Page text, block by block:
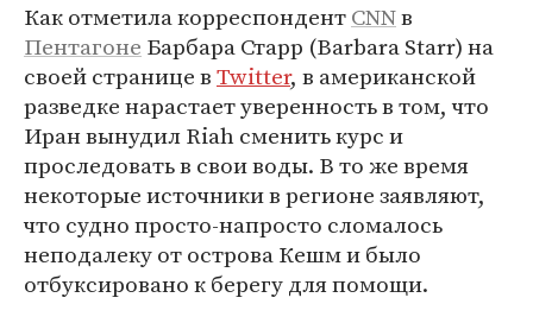
Как отметила корреспондентCNNв
Пентагоне Барбара Старр (Barbara Starr) на
своей странице вTwitter, в американской
разведке нарастает уверенность в том, что
Иран вынудил Riah сменить курс и
проследовать в свои воды. В то же время
некоторые источники в регионе заявляют,
что судно просто-напросто сломалось
неподалеку от острова Кешм и было
отбуксировано к берегу для помощи.